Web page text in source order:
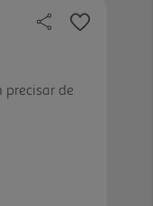
precisar de